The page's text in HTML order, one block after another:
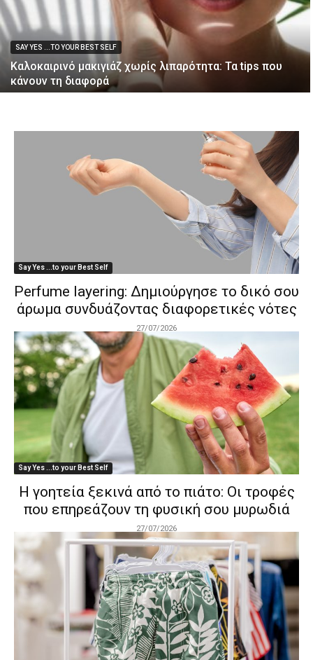
SAY YES ...TO YOUR BEST SELF
Καλοκαιρινό μακιγιάζ χωρίς λιπαρότητα: Τα tips που
κάνουν τη διαφορά
Say Yes ...to your Best Self
Perfume layering: Δημιούργησε το δικό σου
άρωμα συνδυάζοντας διαφορετικές νότες
27/07/2026
Say Yes ...to your Best Self
Η γοητεία ξεκινά από το πιάτο: Οι τροφές
που επηρεάζουν τη φυσική σου μυρωδιά
27/07/2026